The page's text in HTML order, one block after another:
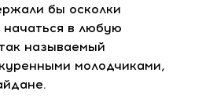
бы осколки
начаться в любую
называемый
молодчиками,